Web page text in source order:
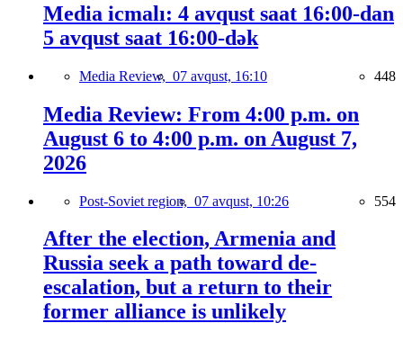
Media icmalı: 4 avqust saat 16:00-dan
5 avqust saat 16:00-dək
Media Review, 07 avqust, 16:10 448
Media Review: From 4:00 p.m. on
August 6 to 4:00 p.m. on August 7,
2026
Post-Soviet region, 07 avqust, 10:26 554
After the election, Armenia and
Russia seek a path toward de-
escalation, but a return to their
former alliance is unlikely